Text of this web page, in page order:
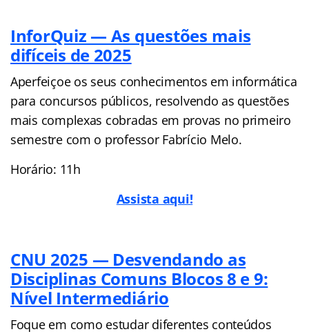
InforQuiz — As questões mais
difíceis de 2025
Aperfeiçoe os seus conhecimentos em informática
para concursos públicos, resolvendo as questões
mais complexas cobradas em provas no primeiro
semestre com o professor Fabrício Melo.
Horário: 11h
Assista aqui!
CNU 2025 — Desvendando as
Disciplinas Comuns Blocos 8 e 9:
Nível Intermediário
Foque em como estudar diferentes conteúdos